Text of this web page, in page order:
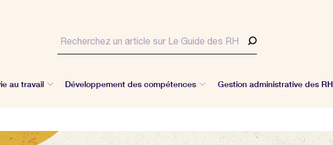
au travail Développement des compétences Gestion administrative des RH